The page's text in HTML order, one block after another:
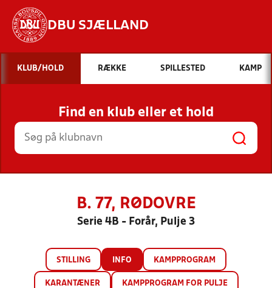
DBU SJÆLLAND
Hvad vil du søge efter?
INDHOLD OG NYHEDER
STILLINGER, RESULTATER, KLUBBER OG
HOLD
KLUB/HOLD RÆKKE SPILLESTED KAMP
Find en klub eller et hold
B. 77, RØDOVRE
Serie 4B - Forår, Pulje 3
STILLING INFO KAMPPROGRAM
KARANTÆNER KAMPPROGRAM FOR PULJE